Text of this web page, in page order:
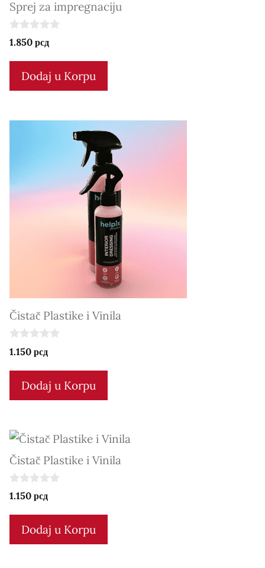
Sprej za impregnaciju
0
o
1.850 рсд
Dodaj u Korpu
Čistač Plastike i Vinila
0
o
1.150 рсд
Dodaj u Korpu
Čistač Plastike i Vinila
0
o
1.150 рсд
Dodaj u Korpu